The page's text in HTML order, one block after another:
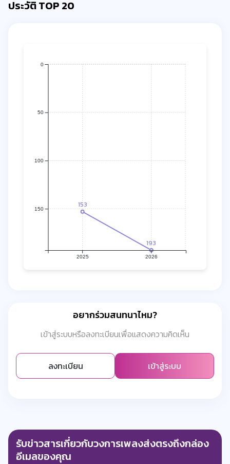
ประวัติ TOP 20
153
193
2025 2026
150
100
50
0
อยากร่วมสนทนาไหม?
เข้าสู่ระบบหรือลงทะเบียนเพื่อแสดงความคิดเห็น
ลงทะเบียน เข้าสู่ระบบ
รับข่าวสารเกี่ยวกับวงการเพลงส่งตรงถึงกล่อง
อีเมลของคุณ